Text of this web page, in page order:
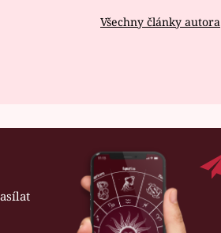
Všechny články autora